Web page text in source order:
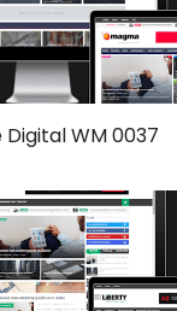
WM 0037